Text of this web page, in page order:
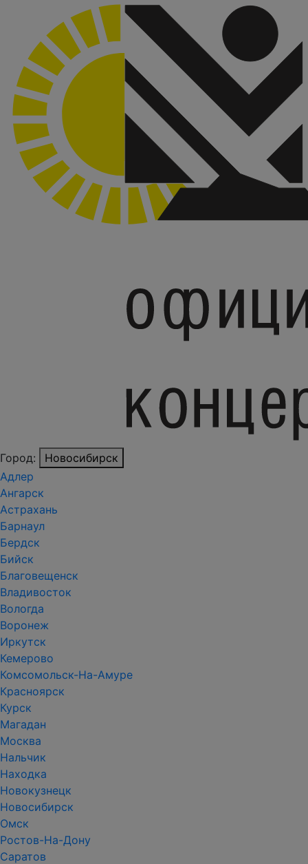
Город:
Новосибирск
Адлер
Ангарск
Астрахань
Барнаул
Бердск
Бийск
Благовещенск
Владивосток
Вологда
Воронеж
Иркутск
Кемерово
Комсомольск-На-Амуре
Красноярск
Курск
Магадан
Москва
Нальчик
Находка
Новокузнецк
Новосибирск
Омск
Ростов-На-Дону
Саратов